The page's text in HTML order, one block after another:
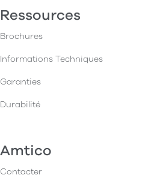
Ressources
Brochures
Informations Techniques
Garanties
Durabilité
Amtico
Contacter